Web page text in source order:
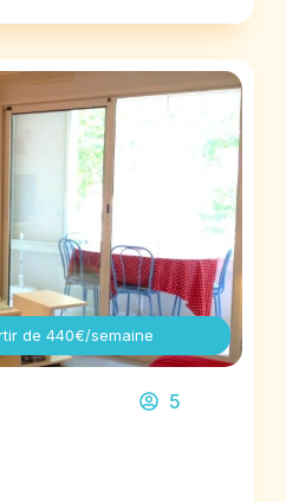
de 440€/semaine
5